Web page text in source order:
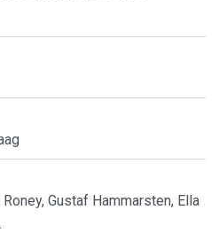
Gustaf Hammarsten, Ella